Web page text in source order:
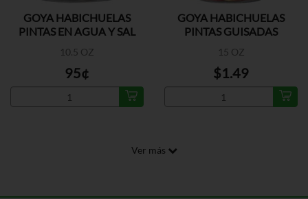
GOYA HABICHUELAS
PINTAS EN AGUA Y SAL
10.5 OZ
95¢
GOYA HABICHUELAS
PINTAS GUISADAS
15 OZ
$1.49
Ver más